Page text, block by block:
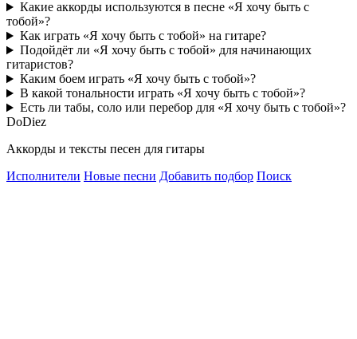
Какие аккорды используются в песне «Я хочу быть с
тобой»?
Как играть «Я хочу быть с тобой» на гитаре?
Подойдёт ли «Я хочу быть с тобой» для начинающих
гитаристов?
Каким боем играть «Я хочу быть с тобой»?
В какой тональности играть «Я хочу быть с тобой»?
Есть ли табы, соло или перебор для «Я хочу быть с тобой»?
DoDiez
Аккорды и тексты песен для гитары
Исполнители Новые песни Добавить подбор Поиск